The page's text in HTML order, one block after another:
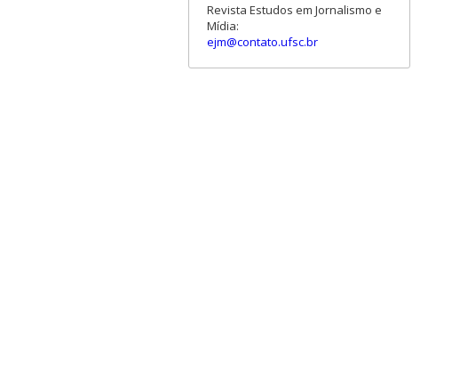
Revista Estudos em Jornalismo e
Mídia:
ejm@contato.ufsc.br